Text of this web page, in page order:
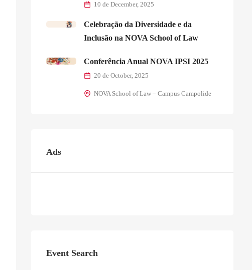
10 de December, 2025
Celebração da Diversidade e da
Inclusão na NOVA School of Law
Conferência Anual NOVA IPSI 2025
20 de October, 2025
NOVA School of Law – Campus Campolide
Ads
Event Search